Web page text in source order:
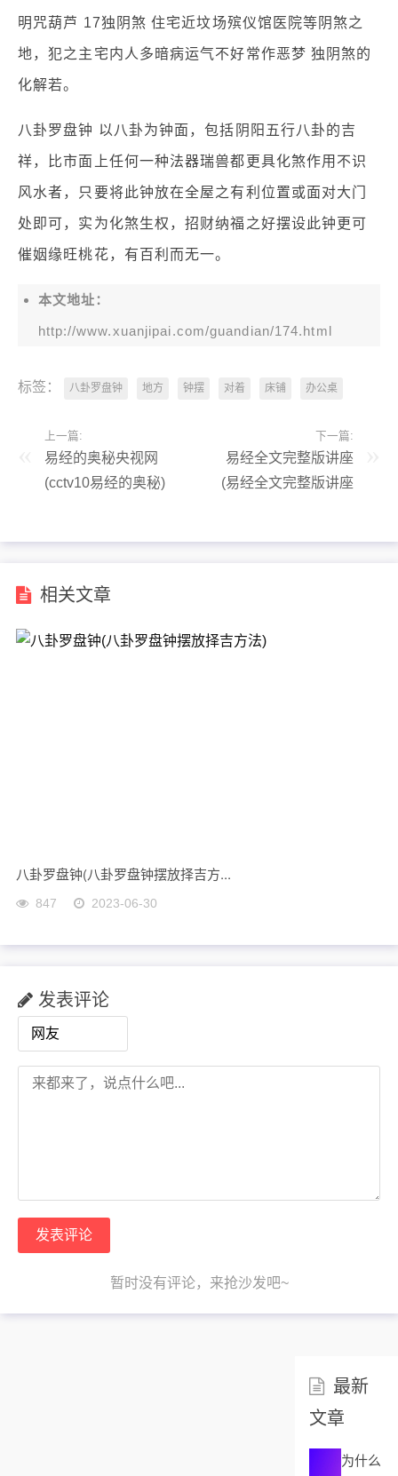
明咒葫芦 17独阴煞 住宅近坟场殡仪馆医院等阴煞之
地，犯之主宅内人多暗病运气不好常作恶梦 独阴煞的
化解若。
八卦罗盘钟 以八卦为钟面，包括阴阳五行八卦的吉
祥，比市面上任何一种法器瑞兽都更具化煞作用不识
风水者，只要将此钟放在全屋之有利位置或面对大门
处即可，实为化煞生权，招财纳福之好摆设此钟更可
催姻缘旺桃花，有百利而无一。
本文地址：
http://www.xuanjipai.com/guandian/174.html
标签： 八卦罗盘钟 地方 钟摆 对着 床铺 办公桌
上一篇:
易经的奥秘央视网
(cctv10易经的奥秘)
下一篇:
易经全文完整版讲座
(易经全文完整版讲座
相关文章
八卦罗盘钟(八卦罗盘钟摆放择吉方...
847 2023-06-30
发表评论
发表评论
暂时没有评论，来抢沙发吧~
最新
文章
为什么